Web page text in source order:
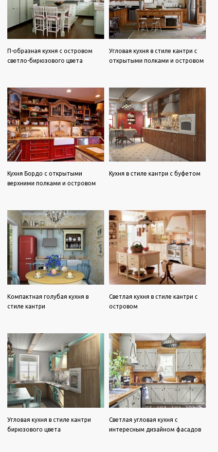
П-образная кухня с островом
светло-бирюзового цвета
Угловая кухня в стиле кантри с
открытыми полками и островом
Кухня Бордо с открытыми
верхними полками и островом
Кухня в стиле кантри с буфетом
Компактная голубая кухня в
стиле кантри
Светлая кухня в стиле кантри с
островом
Угловая кухня в стиле кантри
бирюзового цвета
Светлая угловая кухня с
интересным дизайном фасадов